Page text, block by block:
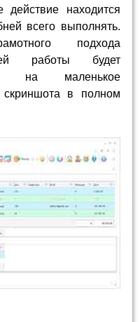
действие находится
всего выполнять.
подхода
работы будет
на маленькое
скриншота в полном